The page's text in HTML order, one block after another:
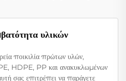
υλικών
ποικιλία πρώτων υλών,
HDPE, PP και ανακυκλωμένων
σας επιτρέπει να παράγετε